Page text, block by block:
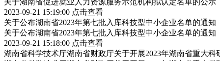
2023-09-21 15:19:00 点击查看
关于公布湖南省2023年第七批入库科技型中小企业名单的通知
关于公布湖南省2023年第七批入库科技型中小企业名单的通知
2023-09-21 15:18:00 点击查看
湖南省科学技术厅湖南省财政厅关于开展2023年湖南省重大